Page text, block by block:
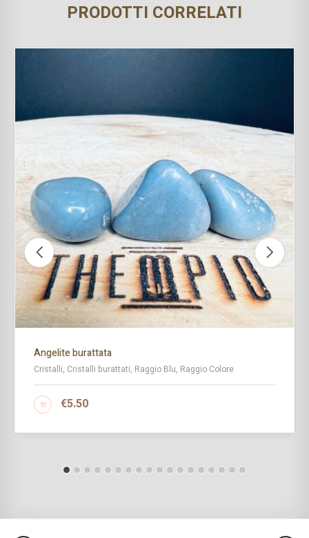
PRODOTTI CORRELATI
Angelite burattata
Cristalli, Cristalli burattati, Raggio Blu, Raggio Colore
€5.50
AGGIUNGI AL CARRELLO